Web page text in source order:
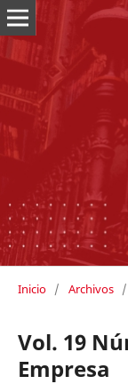
Inicio / Archivos /
Vol. 19
Empresa